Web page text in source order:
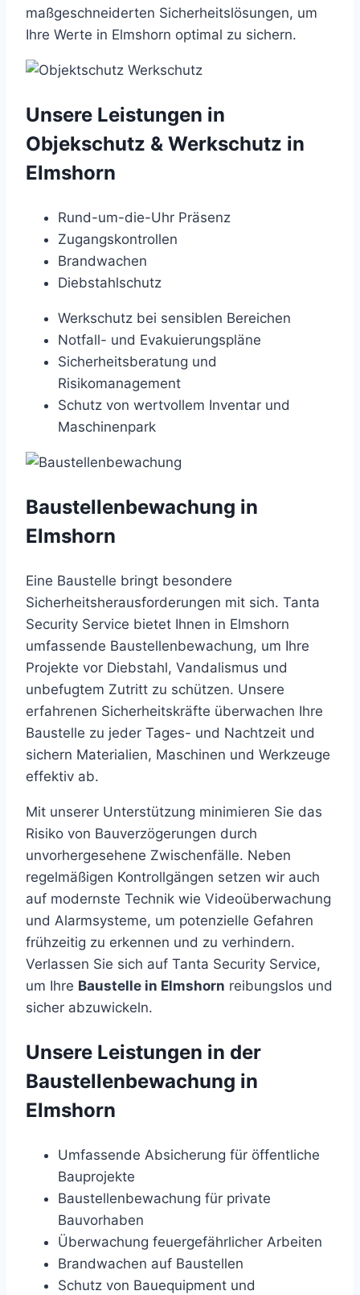
maßgeschneiderten Sicherheitslösungen, um
Ihre Werte in Elmshorn optimal zu sichern.
Unsere Leistungen in
Objekschutz & Werkschutz in
Elmshorn
Rund-um-die-Uhr Präsenz
Zugangskontrollen
Brandwachen
Diebstahlschutz
Werkschutz bei sensiblen Bereichen
Notfall- und Evakuierungspläne
Sicherheitsberatung und
Risikomanagement
Schutz von wertvollem Inventar und
Maschinenpark
Baustellenbewachung in
Elmshorn
Eine Baustelle bringt besondere
Sicherheitsherausforderungen mit sich. Tanta
Security Service bietet Ihnen in Elmshorn
umfassende Baustellenbewachung, um Ihre
Projekte vor Diebstahl, Vandalismus und
unbefugtem Zutritt zu schützen. Unsere
erfahrenen Sicherheitskräfte überwachen Ihre
Baustelle zu jeder Tages- und Nachtzeit und
sichern Materialien, Maschinen und Werkzeuge
effektiv ab.
Mit unserer Unterstützung minimieren Sie das
Risiko von Bauverzögerungen durch
unvorhergesehene Zwischenfälle. Neben
regelmäßigen Kontrollgängen setzen wir auch
auf modernste Technik wie Videoüberwachung
und Alarmsysteme, um potenzielle Gefahren
frühzeitig zu erkennen und zu verhindern.
Verlassen Sie sich auf Tanta Security Service,
um Ihre Baustelle in Elmshorn reibungslos und
sicher abzuwickeln.
Unsere Leistungen in der
Baustellenbewachung in
Elmshorn
Umfassende Absicherung für öffentliche
Bauprojekte
Baustellenbewachung für private
Bauvorhaben
Überwachung feuergefährlicher Arbeiten
Brandwachen auf Baustellen
Schutz von Bauequipment und